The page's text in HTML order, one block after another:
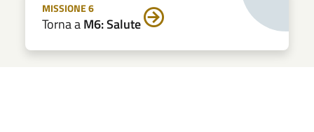
MISSIONE 6
Torna aM6: Salute